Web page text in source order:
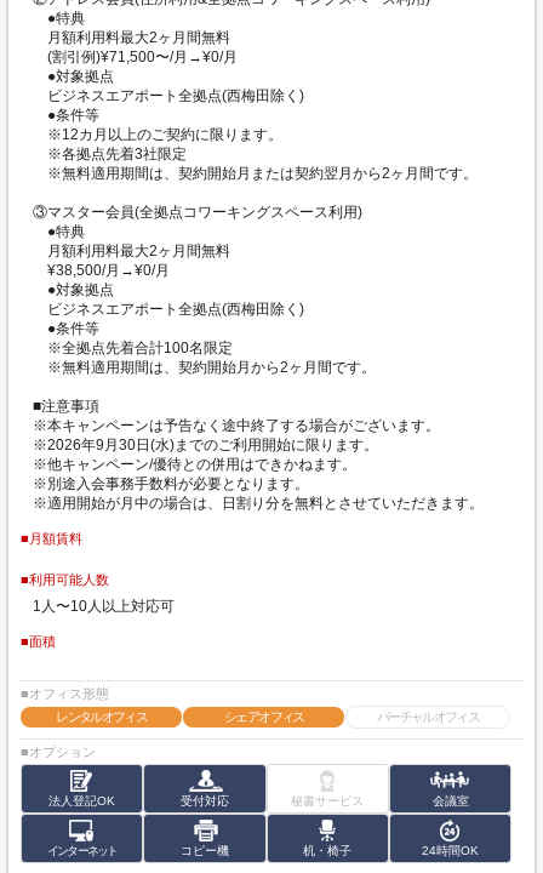
●特典
月額利用料最大2ヶ月間無料
(割引例)¥71,500〜/月→¥0/月
●対象拠点
ビジネスエアポート全拠点(西梅田除く)
●条件等
※12カ月以上のご契約に限ります。
※各拠点先着3社限定
※無料適用期間は、契約開始月または契約翌月から2ヶ月間です。
③マスター会員(全拠点コワーキングスペース利用)
●特典
月額利用料最大2ヶ月間無料
¥38,500/月→¥0/月
●対象拠点
ビジネスエアポート全拠点(西梅田除く)
●条件等
※全拠点先着合計100名限定
※無料適用期間は、契約開始月から2ヶ月間です。
■注意事項
※本キャンペーンは予告なく途中終了する場合がございます。
※2026年9月30日(水)までのご利用開始に限ります。
※他キャンペーン/優待との併用はできかねます。
※別途入会事務手数料が必要となります。
※適用開始が月中の場合は、日割り分を無料とさせていただきます。
■月額賃料
■利用可能人数
1人〜10人以上対応可
■面積
■オフィス形態
レンタルオフィス
シェアオフィス バーチャルオフィス
■オプション
法人登記OK 受付対応 秘書サービス 会議室
インターネット コピー機 机・椅子 24時間OK